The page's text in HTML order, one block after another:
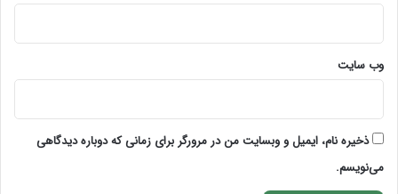
وب‌ سایت
ذخیره نام، ایمیل و وبسایت من در مرورگر برای زمانی که دوباره دیدگاهی
می‌نویسم.